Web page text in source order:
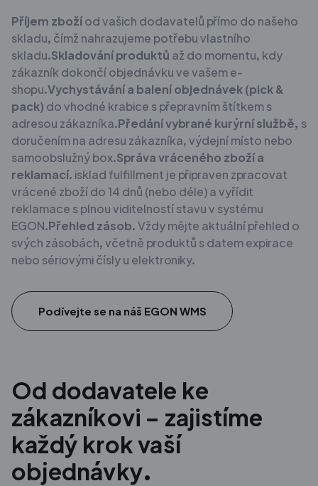
Příjem zbožíod vašich dodavatelů přímo do našeho
skladu, čímž nahrazujeme potřebu vlastního
skladu.Skladování produktů až do momentu, kdy
zákazník dokončí objednávku ve vašem e-
shopu.Vychystávání a balení objednávek (pick &
pack) do vhodné krabice s přepravním štítkem s
adresou zákazníka.Předání vybrané kurýrní službě, s
doručením na adresu zákazníka, výdejní místo nebo
samoobslužný box.Správa vráceného zboží a
reklamací. isklad fulfillment je připraven zpracovat
vrácené zboží do 14 dnů (nebo déle) a vyřídit
reklamace s plnou viditelností stavu v systému
EGON.Přehled zásob.Vždy mějte aktuální přehled o
svých zásobách, včetně produktů s datem expirace
nebo sériovými čísly u elektroniky.
Podívejte se na náš EGON WMS
Od dodavatele ke
zákazníkovi – zajistíme
každý krok vaší
objednávky.